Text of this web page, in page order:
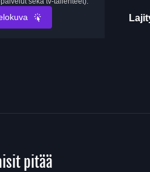
pitää